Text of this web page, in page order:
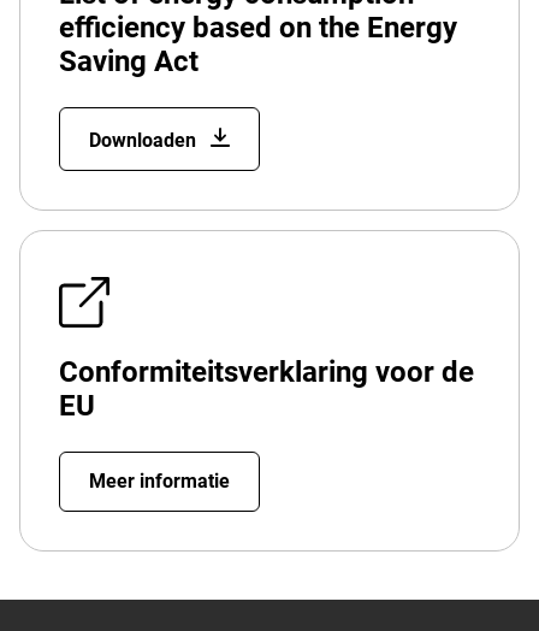
efficiency based on the Energy
Saving Act
Downloaden
Conformiteitsverklaring voor de
EU
Meer informatie